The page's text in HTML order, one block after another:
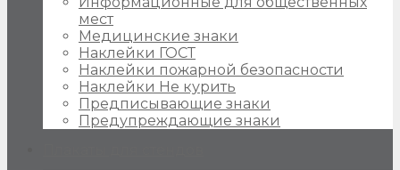
мест
Медицинские знаки
Наклейки ГОСТ
Наклейки пожарной безопасности
Наклейки Не курить
Предписывающие знаки
Предупреждающие знаки